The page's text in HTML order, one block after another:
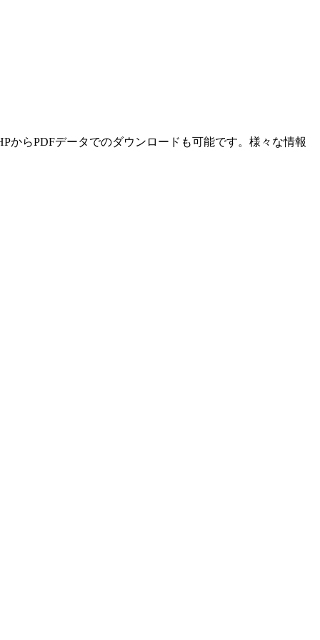
からPDFデータでのダウンロードも可能です。様々な情報